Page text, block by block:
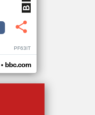
PF63IT
• bbc.com